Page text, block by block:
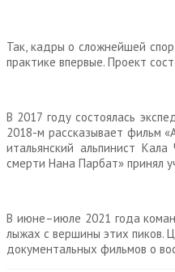
Так, кадры о сложнейшей
практике впервые. Проект
В 2017 году состоялась
2018-м рассказывает фильм
итальянский альпинист
смерти Нана Парбат» принял
В июне–июле 2021 года
лыжах с вершины этих пиков.
документальных фильмов о